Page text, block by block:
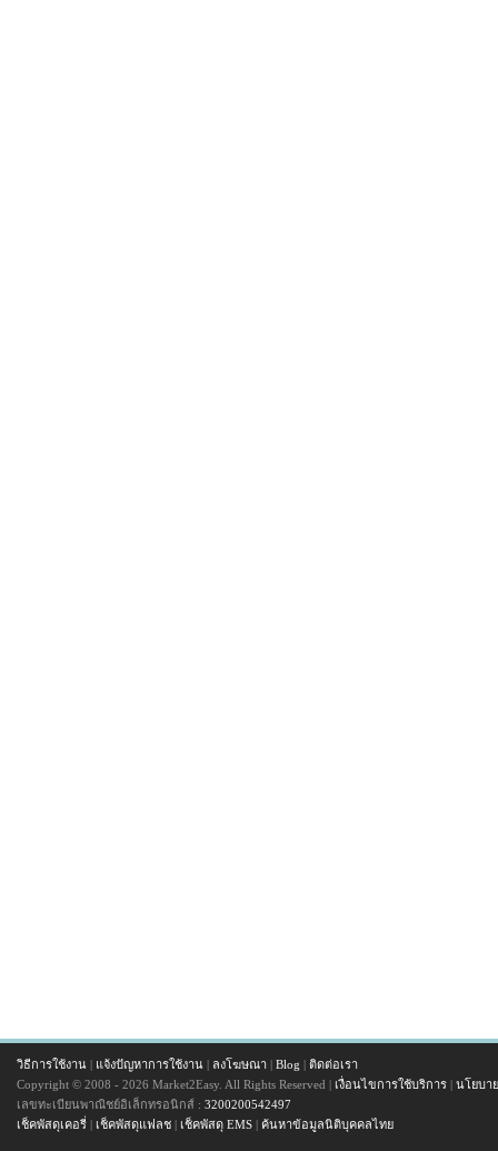
วิธีการใช้งาน | แจ้งปัญหาการใช้งาน | ลงโฆษณา | Blog | ติดต่อเรา
Copyright © 2008 - 2026 Market2Easy. All Rights Reserved | เงื่อนไขการใช้บริการ | นโยบา
เลขทะเบียนพาณิชย์อิเล็กทรอนิกส์ : 3200200542497
เช็คพัสดุเคอรี่ | เช็คพัสดุแฟลช | เช็คพัสดุ EMS | ค้นหาข้อมูลนิติบุคคลไทย